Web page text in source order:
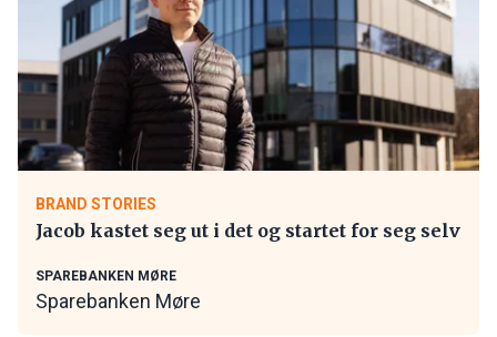
BRAND STORIES
Jacob kastet seg ut i det og startet for seg selv
SPAREBANKEN MØRE
Sparebanken Møre